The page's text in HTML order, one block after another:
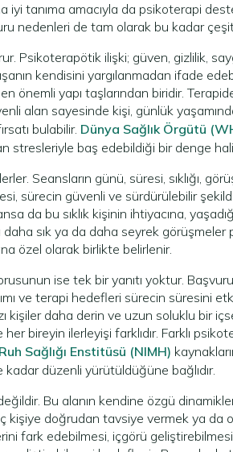
tanıma amacıyla da psikoterapi
nedenleri de tam olarak bu kadar
Psikoterapötik ilişki; güven, gizlilik,
kendisini yargılanmadan ifade
önemli yapı taşlarından biridir.
alan sayesinde kişi, günlük
bulabilir. Dünya Sağlık Örgütü
stresleriyle baş edebildiği bir denge
Seansların günü, süresi, sıklığı,
sürecin güvenli ve sürdürülebilir
da bu sıklık kişinin ihtiyacına,
sık ya da daha seyrek görüşmeler
özel olarak birlikte belirlenir.
ise tek bir yanıtı yoktur.
ve terapi hedefleri sürecin süresini
kişiler daha derin ve uzun soluklu bir
bireyin ilerleyişi farklıdır. Farklı
Sağlığı Enstitüsü (NIMH)
düzenli yürütüldüğüne bağlıdır.
Bu alanın kendine özgü
kişiye doğrudan tavsiye vermek ya da
fark edebilmesi, içgörü